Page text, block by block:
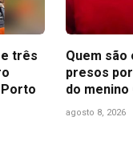
três
Quem são
presos
do menino
agosto 8, 2026